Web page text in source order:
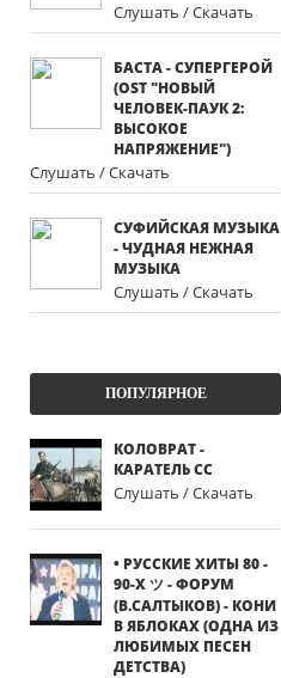
Слушать / Скачать
БАСТА - СУПЕРГЕРОЙ
(OST "НОВЫЙ
ЧЕЛОВЕК-ПАУК 2:
ВЫСОКОЕ
НАПРЯЖЕНИЕ")
Слушать / Скачать
СУФИЙСКАЯ МУЗЫКА
- ЧУДНАЯ НЕЖНАЯ
МУЗЫКА
Слушать / Скачать
ПОПУЛЯРНОЕ
КОЛОВРАТ -
КАРАТЕЛЬ СС
Слушать / Скачать
• РУССКИЕ ХИТЫ 80 -
90-Х ツ - ФОРУМ
(В.САЛТЫКОВ) - КОНИ
В ЯБЛОКАХ (ОДНА ИЗ
ЛЮБИМЫХ ПЕСЕН
ДЕТСТВА)